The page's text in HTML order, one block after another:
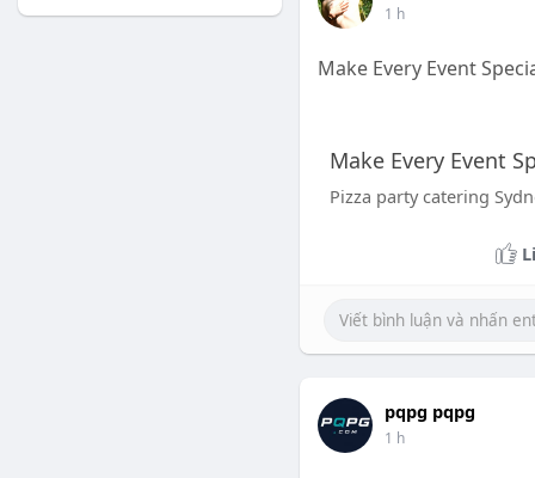
1 h
Make Every Event
Make Every Event
Pizza party catering
pqpg pqpg
1 h